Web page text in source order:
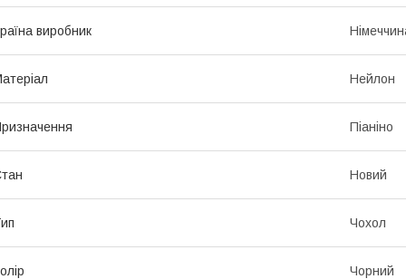
виробник
Нейлон
Піаніно
Новий
Чохол
Чорний